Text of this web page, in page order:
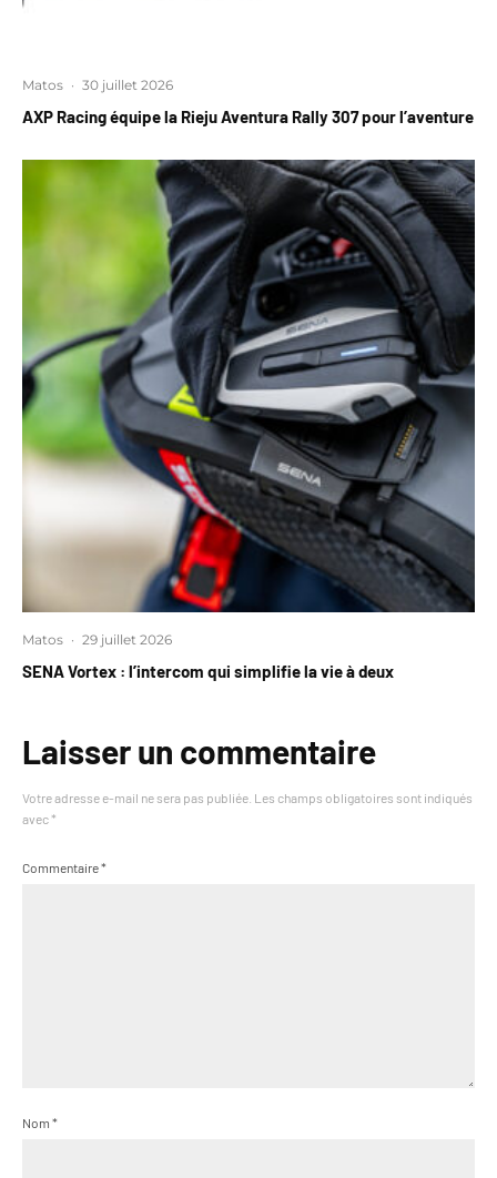
Matos · 30 juillet 2026
AXP Racing équipe la Rieju Aventura Rally 307 pour l’aventure
Matos · 29 juillet 2026
SENA Vortex : l’intercom qui simplifie la vie à deux
Laisser un commentaire
Votre adresse e-mail ne sera pas publiée. Les champs obligatoires sont indiqués
avec *
Commentaire*
Nom *